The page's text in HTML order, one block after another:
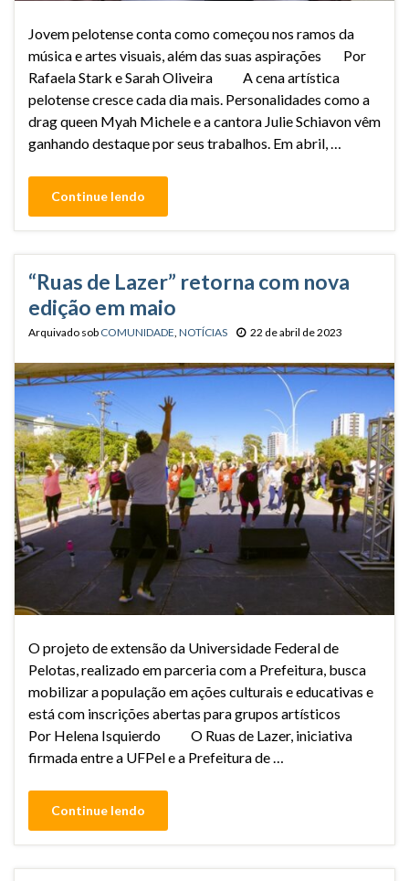
Jovem pelotense conta como começou nos ramos da
música e artes visuais, além das suas aspirações Por
Rafaela Stark e Sarah Oliveira A cena artística
pelotense cresce cada dia mais. Personalidades como a
drag queen Myah Michele e a cantora Julie Schiavon vêm
ganhando destaque por seus trabalhos. Em abril, …
Continue lendo
“Ruas de Lazer” retorna com nova
edição em maio
Arquivado sob COMUNIDADE NOTÍCIAS 22 de abril de 2023
O projeto de extensão da Universidade Federal de
Pelotas, realizado em parceria com a Prefeitura, busca
mobilizar a população em ações culturais e educativas e
está com inscrições abertas para grupos artísticos
Por Helena Isquierdo O Ruas de Lazer, iniciativa
firmada entre a UFPel e a Prefeitura de …
Continue lendo